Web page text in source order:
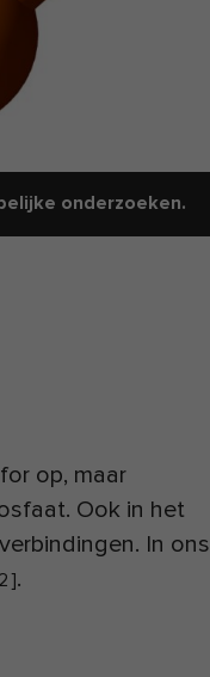
onderzoeken.
op, maar
Ook in het
In ons
2].